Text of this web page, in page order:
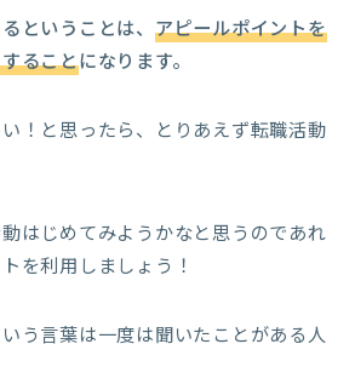
ということは、 アピールポイントを
ることになります。
！と思ったら、とりあえず転職活動
はじめてみようかなと思うのであれ
を利用しましょう！
う言葉は一度は聞いたことがある人